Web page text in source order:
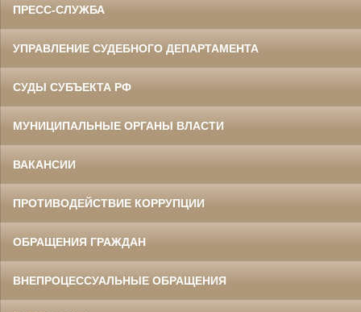
ПРЕСС-СЛУЖБА
УПРАВЛЕНИЕ СУДЕБНОГО ДЕПАРТАМЕНТА
СУДЫ СУБЪЕКТА РФ
МУНИЦИПАЛЬНЫЕ ОРГАНЫ ВЛАСТИ
ВАКАНСИИ
ПРОТИВОДЕЙСТВИЕ КОРРУПЦИИ
ОБРАЩЕНИЯ ГРАЖДАН
ВНЕПРОЦЕССУАЛЬНЫЕ ОБРАЩЕНИЯ